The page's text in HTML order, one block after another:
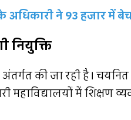
ने 93 हजार में बेच
नियुक्ति
अंतर्गत की जा रही है।
महाविद्यालयों में